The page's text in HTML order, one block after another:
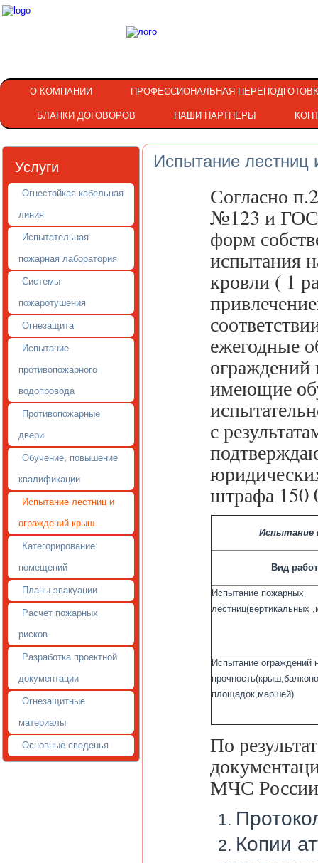
О КОМПАНИИ ПРОФЕССИОНАЛЬНАЯ
БЛАНКИ ДОГОВОРОВ НАШИ ПАРТНЕРЫ
Услуги
Огнестойкая кабельная
линия
Испытательная
пожарная лаборатория
Системы
пожаротушения
Огнезащита
Испытание
противопожарного
водопровода
Противопожарные
двери
Обучение, повышение
квалификации
Испытание лестниц и
ограждений крыш
Категорирование
помещений
Планы эвакуации
Расчет пожарных
рисков
Разработка проектной
документации
Огнезащитные
материалы
Основные сведенья
Испытание
Согласно
№123 и
форм
испытания
кровли ( 1
ежегодные
ограждений
имеющие
с
штрафа 150
Испытание
Вид работ
Испытание пожарных
лестниц(вертикальных
Испытание ограждений
площадок,маршей)
По
МЧС России
Копии